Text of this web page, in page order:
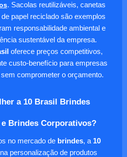
. Sacolas reutilizáveis, canetas
papel reciclado são exemplos
responsabilidade ambiental e
sustentável da empresa.
oferece preços competitivos,
custo-benefício para empresas
comprometer o orçamento.
a 10 Brasil Brindes
Brindes Corporativos?
no mercado de brindes, a 10
personalização de produtos